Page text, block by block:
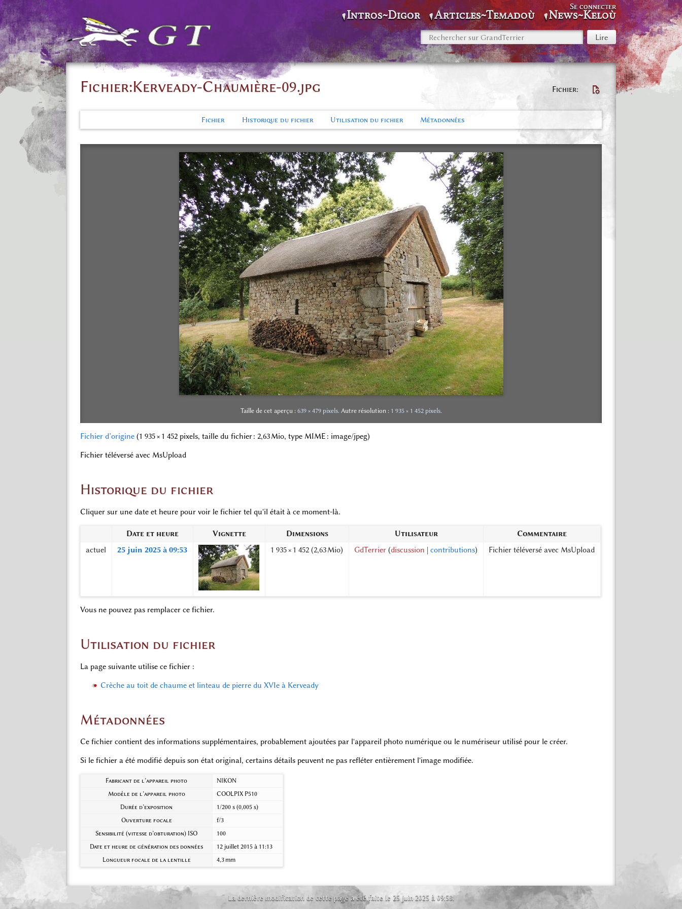
Intros~Digor Articles~Temadoù News~Keloù
Se connecter
Fichier
Fichier:Kerveady-Chaumière-09.jpg
Fichier Historique du fichier Utilisation du fichier Métadonnées
Taille de cet aperçu : 639 × 479 pixels. Autre résolution : 1 935 × 1 452 pixels.
Fichier d’origine (1 935 × 1 452 pixels, taille du fichier : 2,63 Mio, type MIME : image/jpeg)
Fichier téléversé avec MsUpload
Historique du fichier
Cliquer sur une date et heure pour voir le fichier tel qu'il était à ce moment-là.
Date et heure Vignette Dimensions Utilisateur
Commentaire
actuel
25 juin 2025 à 09:53 1 935 × 1 452(2,63 Mio) GdTerrier (discussion |contributions) Fichier téléversé avec MsUpload
Vous ne pouvez pas remplacer ce fichier.
Utilisation du fichier
La page suivante utilise ce fichier :
Crèche au toit de chaume et linteau de pierre du XVIe à Kerveady
Métadonnées
Ce fichier contient des informations supplémentaires, probablement ajoutées par l'appareil photo numérique ou le numériseur utilisé pour le créer.
Si le fichier a été modifié depuis son état original, certains détails peuvent ne pas refléter entièrement l'image modifiée.
Fabricant de l’appareil photo
NIKON
Modèle de l’appareil photo
COOLPIX P510
Durée d’exposition
1/200 s (0,005 s)
Ouverture focale
f/3
Sensibilité (vitesse d’obturation) ISO
100
Date et heure de génération des données
12 juillet 2015 à 11:13
Longueur focale de la lentille
4,3 mm
La dernière modification de cette page a été faite le 25 juin 2025 à 09:53.